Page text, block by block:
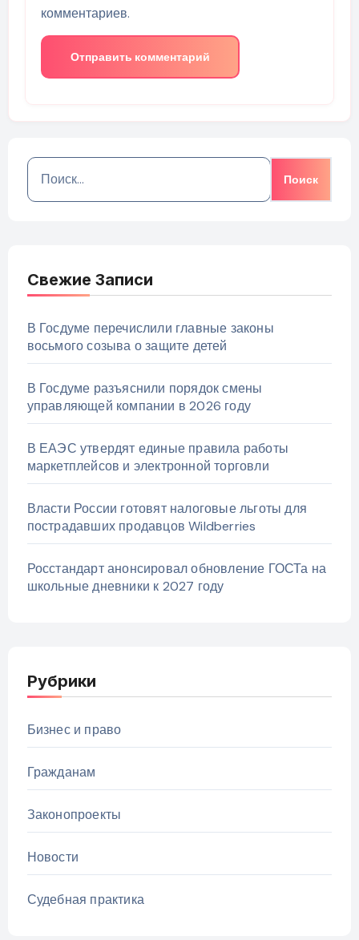
комментариев.
Найти:
Свежие Записи
В Госдуме перечислили главные законы
восьмого созыва о защите детей
В Госдуме разъяснили порядок смены
управляющей компании в 2026 году
В ЕАЭС утвердят единые правила работы
маркетплейсов и электронной торговли
Власти России готовят налоговые льготы для
пострадавших продавцов Wildberries
Росстандарт анонсировал обновление ГОСТа на
школьные дневники к 2027 году
Рубрики
Бизнес и право
Гражданам
Законопроекты
Новости
Судебная практика